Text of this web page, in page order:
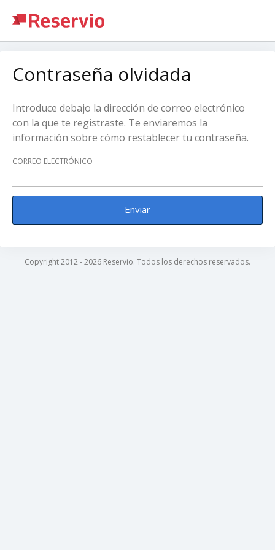
Contraseña olvidada
Introduce debajo la dirección de correo electrónico
con la que te registraste. Te enviaremos la
información sobre cómo restablecer tu contraseña.
CORREO ELECTRÓNICO
Enviar
Copyright 2012 - 2026 Reservio. Todos los derechos reservados.